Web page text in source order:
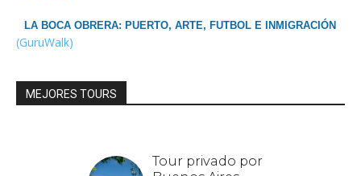
LA BOCA OBRERA: PUERTO, ARTE, FUTBOL E INMIGRACIÓN
(GuruWalk)
MEJORES TOURS